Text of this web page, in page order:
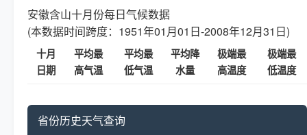
安徽含山十月份每日气候数据
(本数据时间跨度：1951年01月01日-2008年12月31日)
十月
日期
平均最
高气温
平均最
低气温
平均降
水量
极端最
高温度
极端最
低温度
省份历史天气查询